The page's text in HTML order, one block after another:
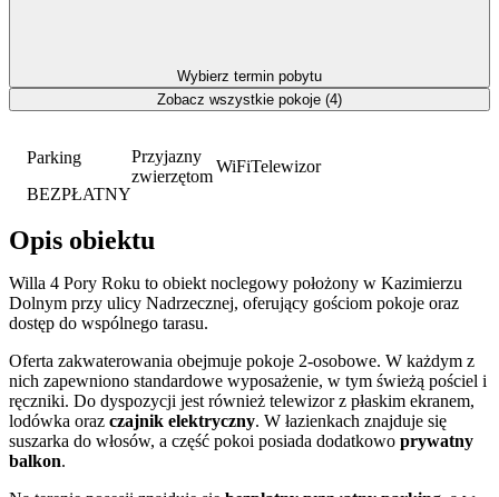
Parking
BEZPŁATNY
Przyjazny
zwierzętom
WiFiTelewizor
Opis obiektu
Willa 4 Pory Roku to obiekt noclegowy położony w Kazimierzu
Dolnym przy ulicy Nadrzecznej, oferujący gościom pokoje oraz
dostęp do wspólnego tarasu.
Oferta zakwaterowania obejmuje pokoje 2-osobowe. W każdym z
nich zapewniono standardowe wyposażenie, w tym świeżą pościel i
ręczniki. Do dyspozycji jest również telewizor z płaskim ekranem,
lodówka oraz czajnik elektryczny. W łazienkach znajduje się
suszarka do włosów, a część pokoi posiada dodatkowo prywatny
balkon.
Wybierz termin pobytu
Zobacz wszystkie pokoje (4)